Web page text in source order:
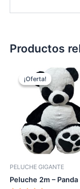
Productos
¡Oferta!
¡Oferta!
PELUCHE GIGANTE
Peluche 2m – Panda
precio
original
era:
$140,00.
El
precio
actual
es:
$131,25.